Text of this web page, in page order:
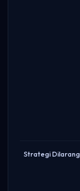
Strategi Dilarang